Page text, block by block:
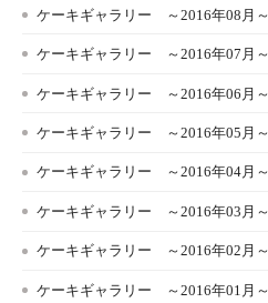
ケーキギャラリー ～2016年08月～
ケーキギャラリー ～2016年07月～
ケーキギャラリー ～2016年06月～
ケーキギャラリー ～2016年05月～
ケーキギャラリー ～2016年04月～
ケーキギャラリー ～2016年03月～
ケーキギャラリー ～2016年02月～
ケーキギャラリー ～2016年01月～